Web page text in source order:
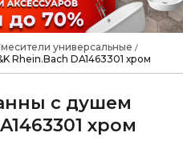
универсальные /
Rhein.Bach DA1463301 хром
с душем
хром